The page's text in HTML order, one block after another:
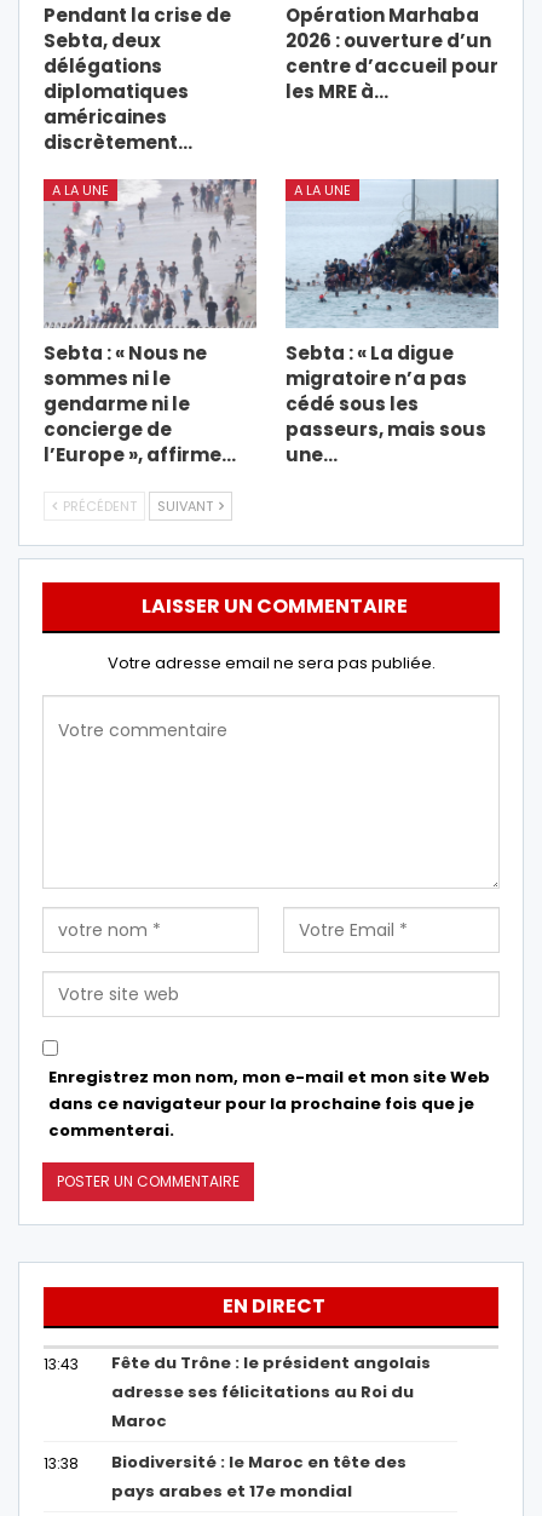
Pendant la crise de
Sebta, deux
délégations
diplomatiques
américaines
discrètement…
Opération Marhaba
2026 : ouverture d’un
centre d’accueil pour
les MRE à…
A LA UNE
Sebta : « Nous ne
sommes ni le
gendarme ni le
concierge de
l’Europe », affirme…
A LA UNE
Sebta : « La digue
migratoire n’a pas
cédé sous les
passeurs, mais sous
une…
PRÉCÉDENT SUIVANT
LAISSER UN COMMENTAIRE
Votre adresse email ne sera pas publiée.
Enregistrez mon nom, mon e-mail et mon site Web
dans ce navigateur pour la prochaine fois que je
commenterai.
EN DIRECT
13:43
Fête du Trône : le président angolais
adresse ses félicitations au Roi du
Maroc
13:38
Biodiversité : le Maroc en tête des
pays arabes et 17e mondial